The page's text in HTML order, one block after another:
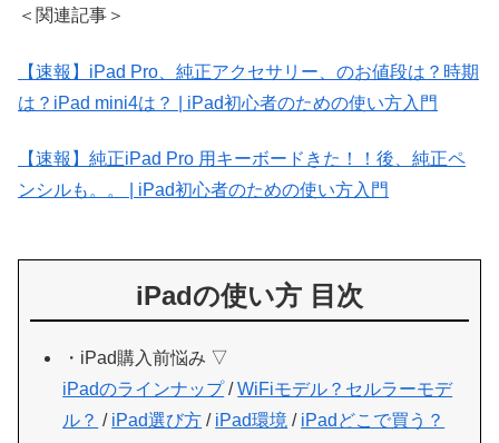
＜関連記事＞
【速報】iPad Pro、純正アクセサリー、のお値段は？時期
は？iPad mini4は？ | iPad初心者のための使い方入門
【速報】純正iPad Pro 用キーボードきた！！後、純正ペ
ンシルも。。 | iPad初心者のための使い方入門
iPadの使い方 目次
・iPad購入前悩み ▽
iPadのラインナップ/WiFiモデル？セルラーモデ
ル？ / iPad選び方 / iPad環境 / iPadどこで買う？